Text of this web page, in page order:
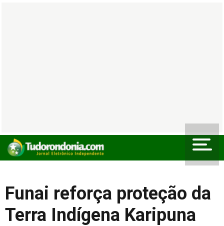
Funai reforça proteção da
Terra Indígena Karipuna